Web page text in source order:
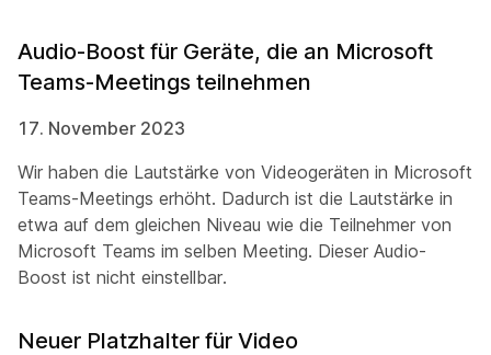
Audio-Boost für Geräte, die an Microsoft
Teams-Meetings teilnehmen
17. November 2023
Wir haben die Lautstärke von Videogeräten in Microsoft
Teams-Meetings erhöht. Dadurch ist die Lautstärke in
etwa auf dem gleichen Niveau wie die Teilnehmer von
Microsoft Teams im selben Meeting. Dieser Audio-
Boost ist nicht einstellbar.
Neuer Platzhalter für Video